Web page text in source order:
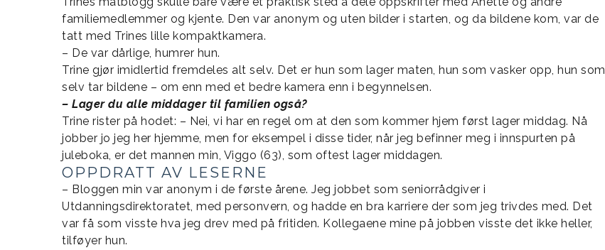
familiemedlemmer og kjente. Den var anonym og uten bilder i starten, og da bildene kom, var de
tatt med Trines lille kompaktkamera.
– De var dårlige, humrer hun.
Trine gjør imidlertid fremdeles alt selv. Det er hun som lager maten, hun som vasker opp, hun som
selv tar bildene – om enn med et bedre kamera enn i begynnelsen.
– Lager du alle middager til familien også?
Trine rister på hodet: – Nei, vi har en regel om at den som kommer hjem først lager middag. Nå
jobber jo jeg her hjemme, men for eksempel i disse tider, når jeg befinner meg i innspurten på
juleboka, er det mannen min, Viggo (63), som oftest lager middagen.
OPPDRATT AV LESERNE
– Bloggen min var anonym i de første årene. Jeg jobbet som seniorrådgiver i
Utdanningsdirektoratet, med personvern, og hadde en bra karriere der som jeg trivdes med. Det
var få som visste hva jeg drev med på fritiden. Kollegaene mine på jobben visste det ikke heller,
tilføyer hun.